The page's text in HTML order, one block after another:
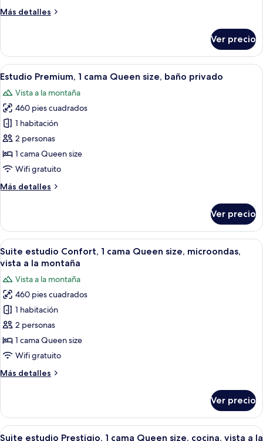
size,
a
la
ciudad
Más detalles
Más
superior,
cama
size,
cocineta,
vista
a
la
ciudad
Ver precio
Abrir
todas
las
fotos
de
Estudio
Premium,
1
Queen
privado
Un dormitorio moderno con una
17
Estudio Premium, 1 cama Queen size, baño privado
Vista a la montaña
460 pies cuadrados
1 habitación
2 personas
1 cama Queen size
Wifi gratuito
Más detalles
Más
Premium,
cama
Queen
baño
privado
Ver precio
Abrir
todas
fotos
de
Suite
estudio
Confort,
1
Queen
vista
a
Una cama bien hecha con sábanas
12
Suite estudio Confort, 1 cama Queen size, microondas,
vista a la montaña
Vista a la montaña
460 pies cuadrados
1 habitación
2 personas
1 cama Queen size
Wifi gratuito
Más detalles
Más
estudio
Confort,
1
Ver precio
Abrir
Habitación de hotel con una cama
14
Suite estudio Prestigio, 1 cama Queen size, cocina, vista a la